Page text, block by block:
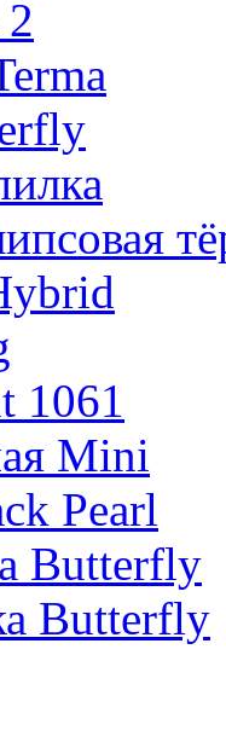
1061
Mini
Pearl
Butterfly
Butterfly